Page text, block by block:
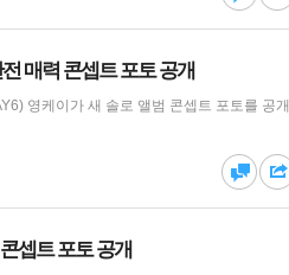
댓글 공유
댓글 공유
매력 콘셉트 포토 공개
영케이가 새 솔로 앨범 콘셉트 포토를 공개
셉트 포토 공개